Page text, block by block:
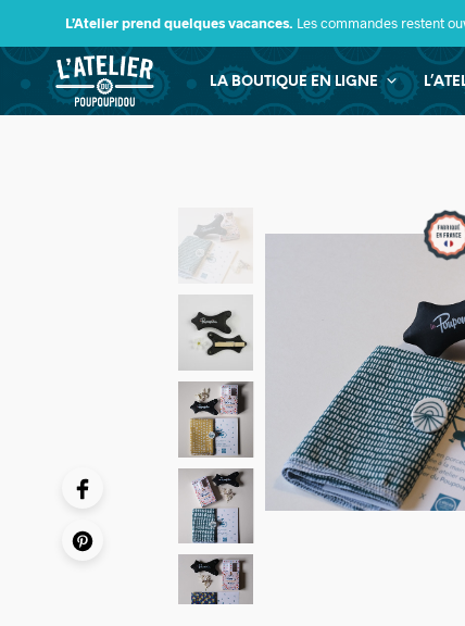
L’Atelier prend quelques vacances. Les commandes restent
LA BOUTIQUE EN LIGNE